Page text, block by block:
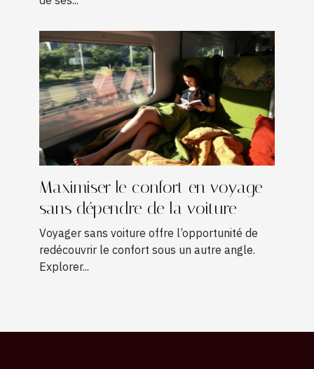
Maximiser le confort en voyage
sans dépendre de la voiture
Voyager sans voiture offre l’opportunité de
redécouvrir le confort sous un autre angle.
Explorer...